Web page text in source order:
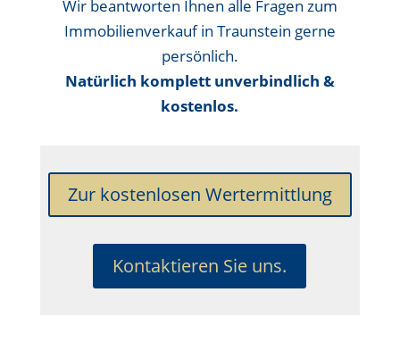
Wir beantworten Ihnen alle Fragen zum
Immobilienverkauf in Traunstein gerne
persönlich.
Natürlich komplett unverbindlich &
kostenlos.
Zur kostenlosen Wertermittlung
Kontaktieren Sie uns.